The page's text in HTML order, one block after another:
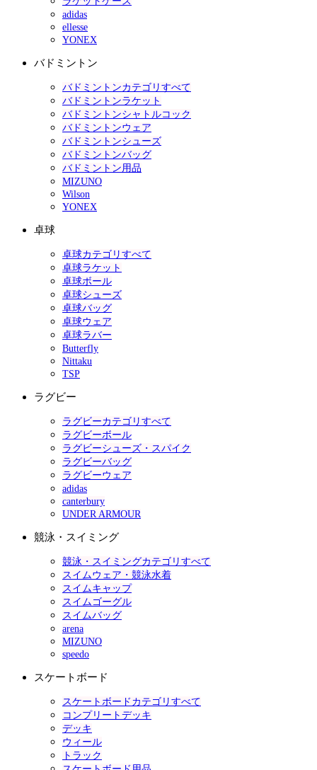
adidas
ellesse
YONEX
バドミントン
バドミントンカテゴリすべて
バドミントンラケット
バドミントンシャトルコック
バドミントンウェア
バドミントンシューズ
バドミントンバッグ
バドミントン用品
MIZUNO
Wilson
YONEX
卓球
卓球カテゴリすべて
卓球ラケット
卓球ボール
卓球シューズ
卓球バッグ
卓球ウェア
卓球ラバー
Butterfly
Nittaku
TSP
ラグビー
ラグビーカテゴリすべて
ラグビーボール
ラグビーシューズ・スパイク
ラグビーバッグ
ラグビーウェア
adidas
canterbury
UNDER ARMOUR
競泳・スイミング
競泳・スイミングカテゴリすべて
スイムウェア・競泳水着
スイムキャップ
スイムゴーグル
スイムバッグ
arena
MIZUNO
speedo
スケートボード
スケートボードカテゴリすべて
コンプリートデッキ
デッキ
ウィール
トラック